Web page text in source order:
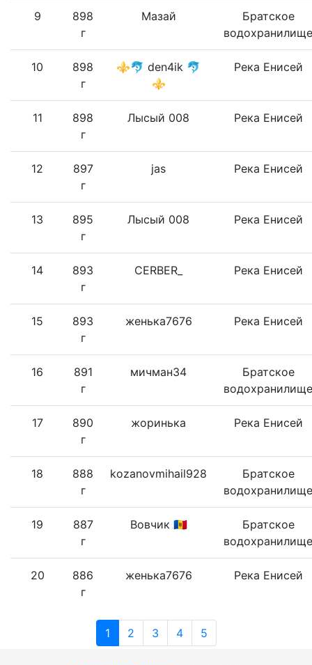
9
898
г
Мазай
Братское
водохранилище
10
898
г
⚜🐬 den4ik 🐬
⚜
Река Енисей
11
898
г
Лысый 008 Река Енисей
12
897
г
jas Река Енисей
13
895
г
Лысый 008 Река Енисей
14
893
г
CERBER_ Река Енисей
15
893
г
женька7676 Река Енисей
16
891
г
мичман34
Братское
водохранилище
17
890
г
жоринька Река Енисей
18
888
г
kozanovmihail928
Братское
водохранилище
19
887
г
Вовчик 🇲🇩
Братское
водохранилище
20
886
г
женька7676 Река Енисей
1 2 3 4 5